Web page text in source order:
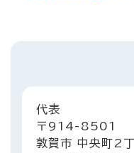
代表
〒914-8501
敦賀市 中央町2